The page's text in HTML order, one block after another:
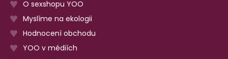
O sexshopu YOO
Myslíme na ekologii
Hodnocení obchodu
YOO v médiích